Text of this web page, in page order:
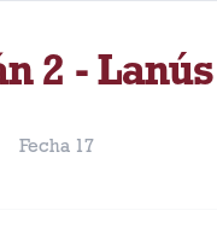
2 -
Fecha 17